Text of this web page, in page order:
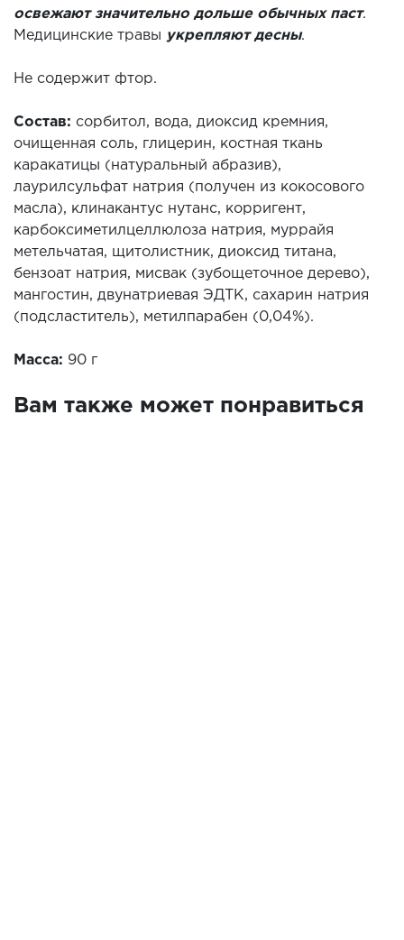
освежают значительно дольше обычных паст.
Медицинские травы укрепляют десны.
Не содержит фтор.
Состав: сорбитол, вода, диоксид кремния,
очищенная соль, глицерин, костная ткань
каракатицы (натуральный абразив),
лаурилсульфат натрия (получен из кокосового
масла), клинакантус нутанс, корригент,
карбоксиметилцеллюлоза натрия, муррайя
метельчатая, щитолистник, диоксид титана,
бензоат натрия, мисвак (зубощеточное дерево),
мангостин, двунатриевая ЭДТК, сахарин натрия
(подсластитель), метилпарабен (0,04%).
Масса: 90 г
Вам также может понравиться